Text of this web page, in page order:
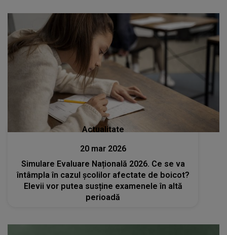
Actualitate
20 mar 2026
Simulare Evaluare Națională 2026. Ce se va
întâmpla în cazul școlilor afectate de boicot?
Elevii vor putea susține examenele în altă
perioadă